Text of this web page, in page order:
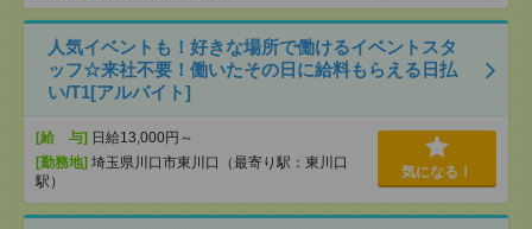
人気イベントも！好きな場所で働けるイベントスタ
ッフ☆来社不要！働いたその日に給料もらえる日払
い/T1[アルバイト]
[給 与] 日給13,000円～
[勤務地] 埼玉県川口市東川口（最寄り駅：東川口
駅）
気になる！